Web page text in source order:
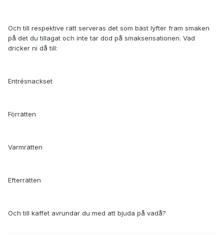
Och till respektive rätt serveras det som bäst lyfter fram smaken
på det du tillagat och inte tar död på smaksensationen. Vad
dricker ni då till:
Entrésnackset
Förrätten
Varmrätten
Efterrätten
Och till kaffet avrundar du med att bjuda på vadå?